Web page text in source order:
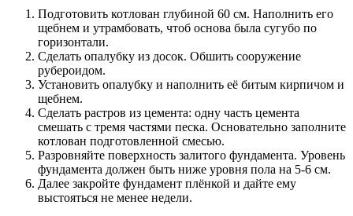
Подготовить котлован глубиной 60 см. Наполнить его
щебнем и утрамбовать, чтоб основа была сугубо по
горизонтали.
Сделать опалубку из досок. Обшить сооружение
рубероидом.
Установить опалубку и наполнить её битым кирпичом и
щебнем.
Сделать растров из цемента: одну часть цемента
смешать с тремя частями песка. Основательно заполните
котлован подготовленной смесью.
Разровняйте поверхность залитого фундамента. Уровень
фундамента должен быть ниже уровня пола на 5-6 см.
Далее закройте фундамент плёнкой и дайте ему
выстояться не менее недели.